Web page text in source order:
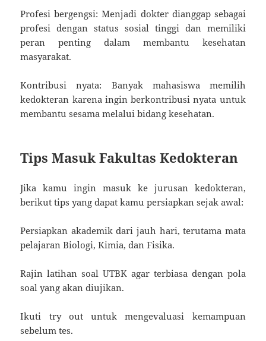
Profesi bergengsi: Menjadi dokter dianggap sebagai
profesi dengan status sosial tinggi dan memiliki
peran penting dalam membantu kesehatan
masyarakat.
Kontribusi nyata: Banyak mahasiswa memilih
kedokteran karena ingin berkontribusi nyata untuk
membantu sesama melalui bidang kesehatan.
Tips Masuk Fakultas Kedokteran
Jika kamu ingin masuk ke jurusan kedokteran,
berikut tips yang dapat kamu persiapkan sejak awal:
Persiapkan akademik dari jauh hari, terutama mata
pelajaran Biologi, Kimia, dan Fisika.
Rajin latihan soal UTBK agar terbiasa dengan pola
soal yang akan diujikan.
Ikuti try out untuk mengevaluasi kemampuan
sebelum tes.